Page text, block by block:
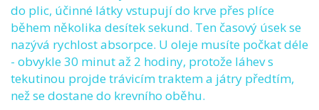
do plic, účinné látky vstupují do krve přes plíce
během několika desítek sekund. Ten časový úsek se
nazývá rychlost absorpce. U oleje musíte počkat déle
- obvykle 30 minut až 2 hodiny, protože láhev s
tekutinou projde trávicím traktem a játry předtím,
než se dostane do krevního oběhu.